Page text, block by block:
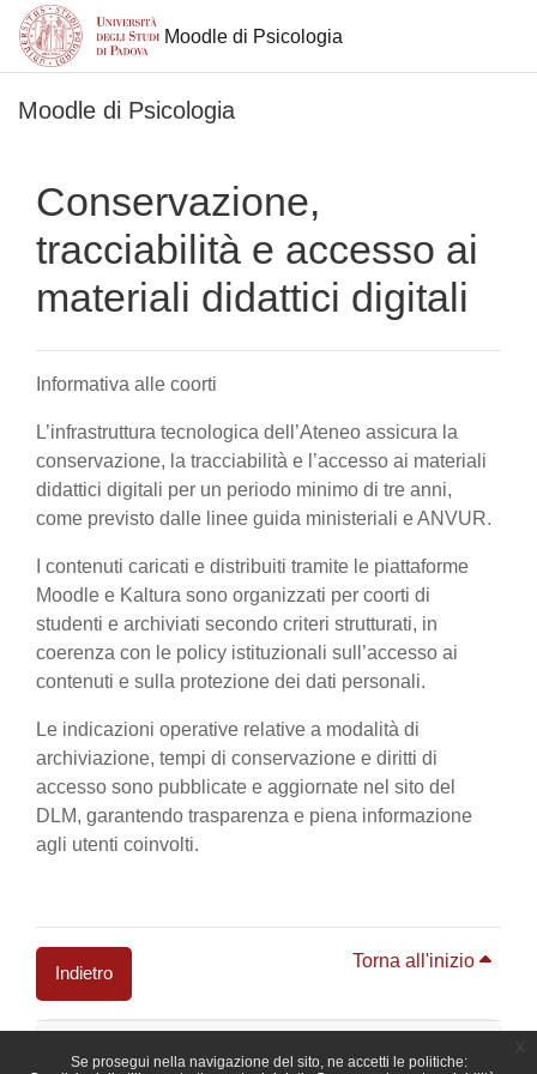
Se prosegui nella navigazione del sito, ne accetti le politiche:
Moodle di Psicologia
Moodle di Psicologia
Conservazione,
tracciabilità e accesso ai
materiali didattici digitali
Informativa alle coorti
L’infrastruttura tecnologica dell’Ateneo assicura la
conservazione, la tracciabilità e l’accesso ai materiali
didattici digitali per un periodo minimo di tre anni,
come previsto dalle linee guida ministeriali e ANVUR.
I contenuti caricati e distribuiti tramite le piattaforme
Moodle e Kaltura sono organizzati per coorti di
studenti e archiviati secondo criteri strutturati, in
coerenza con le policy istituzionali sull’accesso ai
contenuti e sulla protezione dei dati personali.
Le indicazioni operative relative a modalità di
archiviazione, tempi di conservazione e diritti di
accesso sono pubblicate e aggiornate nel sito del
DLM, garantendo trasparenza e piena informazione
agli utenti coinvolti.
Indietro
Torna all'inizio
Blocchi